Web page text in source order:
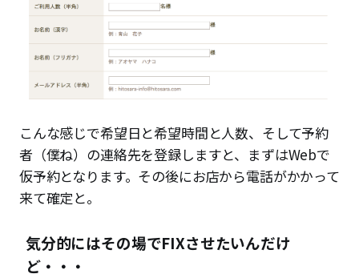
こんな感じで希望日と希望時間と人数、そして予約
者（僕ね）の連絡先を登録しますと、まずはWebで
仮予約となります。その後にお店から電話がかかって
来て確定と。
気分的にはその場でFIXさせたいんだけ
ど・・・